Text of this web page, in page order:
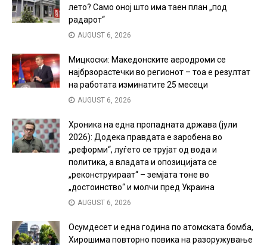
лето? Само оној што има таен план „под
радарот“
AUGUST 6, 2026
Мицкоски: Македонските аеродроми се
најбрзорастечки во регионот – тоа е резултат
на работата изминатите 25 месеци
AUGUST 6, 2026
Хроника на една пропадната држава (јули
2026): Додека правдата е заробена во
„реформи“, луѓето се трујат од вода и
политика, а владата и опозицијата се
„реконструираат“ – земјата тоне во
„достоинство“ и молчи пред Украина
AUGUST 6, 2026
Осумдесет и една година по атомската бомба,
Хирошима повторно повика на разоружување